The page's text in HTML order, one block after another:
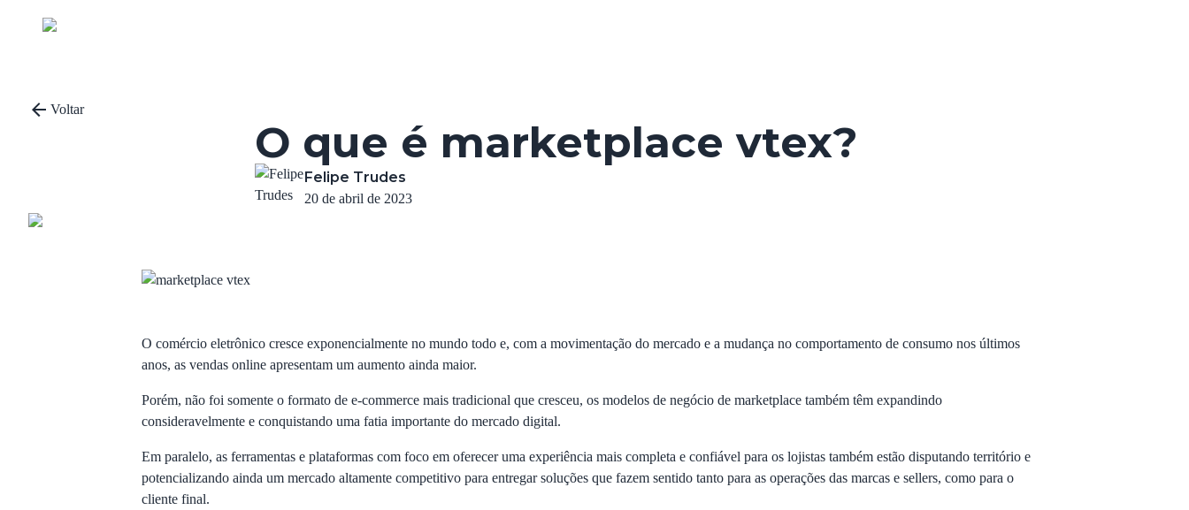
Voltar
O que é marketplace vtex?
Felipe Trudes
20 de abril de 2023
O comércio eletrônico cresce exponencialmente no mundo todo e, com a movimentação do mercado e a mudança no comportamento de consumo nos últimos
anos, as vendas online apresentam um aumento ainda maior.
Porém, não foi somente o formato de e-commerce mais tradicional que cresceu, os modelos de negócio de marketplace também têm expandindo
consideravelmente e conquistando uma fatia importante do mercado digital.
Em paralelo, as ferramentas e plataformas com foco em oferecer uma experiência mais completa e confiável para os lojistas também estão disputando território e
potencializando ainda um mercado altamente competitivo para entregar soluções que fazem sentido tanto para as operações das marcas e sellers, como para o
cliente final.